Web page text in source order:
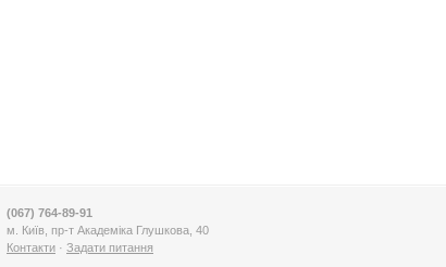
(067) 764-89-91
м. Київ, пр-т Академіка Глушкова, 40
Контакти · Задати питання